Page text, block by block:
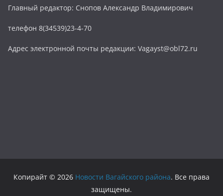
Главный редактор: Снопов Александр Владимирович
телефон 8(34539)23-4-70
Адрес электронной почты редакции: Vagayst@obl72.ru
Копирайт © 2026 Новости Вагайского района. Все права
защищены.